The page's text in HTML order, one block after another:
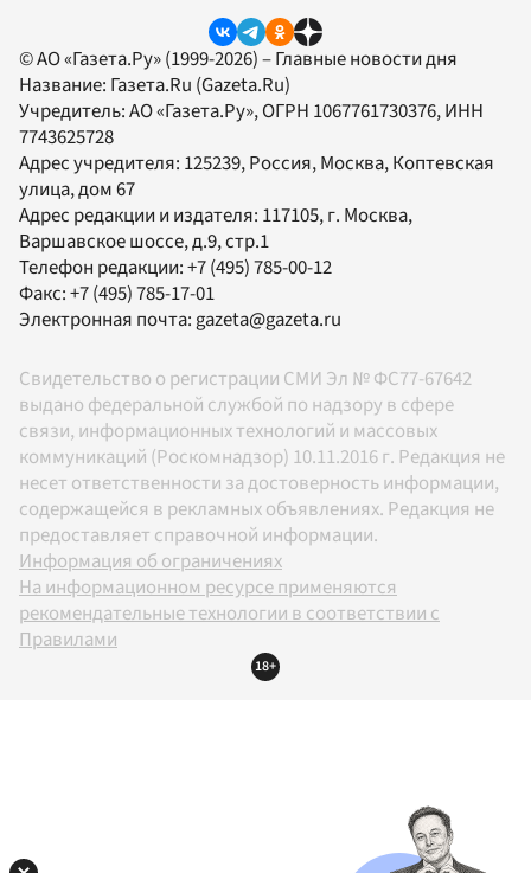
© АО «Газета.Ру» (1999-2026) – Главные новости дня
Название: Газета.Ru (Gazeta.Ru)
Учредитель:АО «Газета.Ру», ОГРН 1067761730376, ИНН
7743625728
Адрес учредителя: 125239, Россия, Москва, Коптевская
улица, дом 67
Адрес редакции и издателя: 117105, г. Москва,
Варшавское шоссе, д.9, стр.1
Телефон редакции:+7 (495) 785-00-12
Факс:+7 (495) 785-17-01
Электронная почта: gazeta@gazeta.ru
Свидетельство о регистрации СМИ Эл № ФС77-67642
выдано федеральной службой по надзору в сфере
связи, информационных технологий и массовых
коммуникаций (Роскомнадзор) 10.11.2016 г. Редакция не
несет ответственности за достоверность информации,
содержащейся в рекламных объявлениях. Редакция не
предоставляет справочной информации.
Информация об ограничениях
На информационном ресурсе применяются
рекомендательные технологии в соответствии с
Правилами
18+